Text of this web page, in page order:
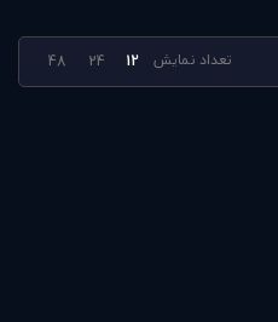
تعداد نمایش 12
24
48